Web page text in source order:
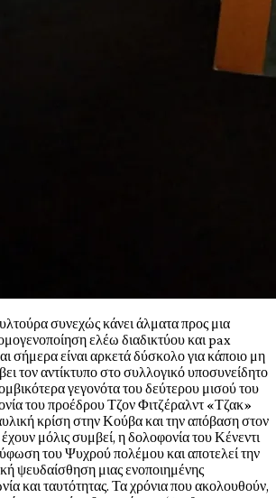
συνεχώς κάνει άλματα προς μια
ελέω διαδικτύου και pax
σήμερα είναι αρκετά δύσκολο για κάποιο μη
τον αντίκτυπο στο συλλογικό υποσυνείδητο
γεγονότα του δεύτερου μισού του
του προέδρου Τζον Φιτζέραλντ «Τζακ»
κρίση στην Κούβα και την απόβαση στον
μόλις συμβεί, η δολοφονία του Κένεντι
του Ψυχρού πολέμου και αποτελεί την
ψευδαίσθηση μιας ενοποιημένης
και ταυτότητας. Τα χρόνια που ακολουθούν,